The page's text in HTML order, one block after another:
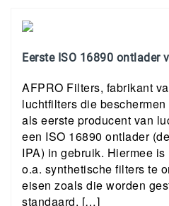
Eerste ISO 16890 ontlader
AFPRO Filters, fabrikant
luchtfilters die
als eerste producent van
een ISO 16890 ontlader
IPA) in gebruik. Hiermee
o.a. synthetische filters te
eisen zoals die worden
standaard. […]